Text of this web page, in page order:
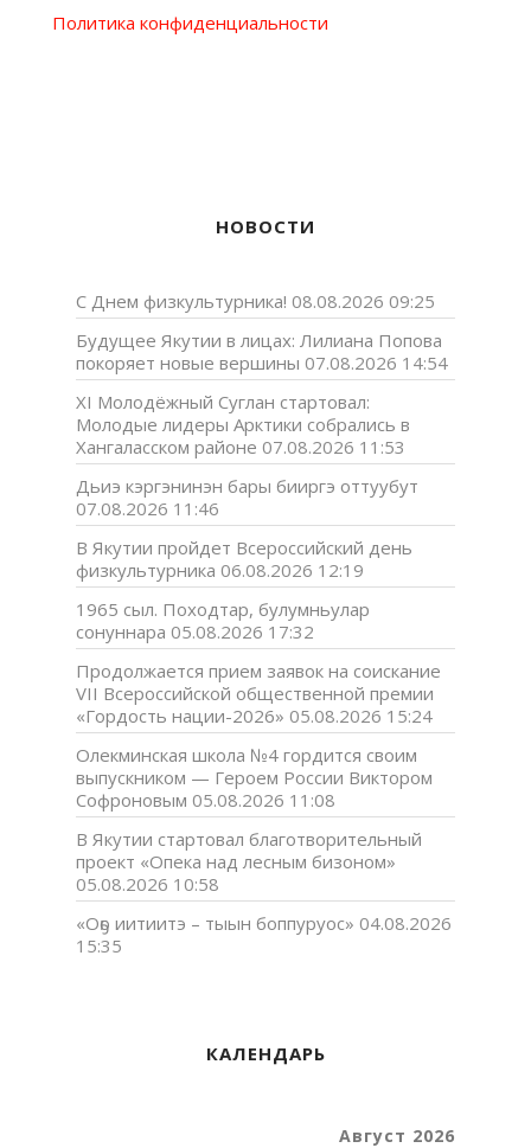
Политика конфиденциальности
НОВОСТИ
С Днем физкультурника! 08.08.2026 09:25
Будущее Якутии в лицах: Лилиана Попова
покоряет новые вершины 07.08.2026 14:54
XI Молодёжный Суглан стартовал:
Молодые лидеры Арктики собрались в
Хангаласском районе 07.08.2026 11:53
Дьиэ кэргэнинэн бары бииргэ оттуубут
07.08.2026 11:46
В Якутии пройдет Всероссийский день
физкультурника 06.08.2026 12:19
1965 сыл. Походтар, булумньулар
сонуннара 05.08.2026 17:32
Продолжается прием заявок на соискание
VII Всероссийской общественной премии
«Гордость нации-2026» 05.08.2026 15:24
Олекминская школа №4 гордится своим
выпускником — Героем России Виктором
Софроновым 05.08.2026 11:08
В Якутии стартовал благотворительный
проект «Опека над лесным бизоном»
05.08.2026 10:58
«Оҕо иитиитэ – тыын боппуруос» 04.08.2026
15:35
КАЛЕНДАРЬ
Август 2026